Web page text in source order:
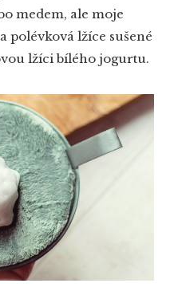
medem, ale moje
polévková lžíce sušené
lžíci bílého jogurtu.